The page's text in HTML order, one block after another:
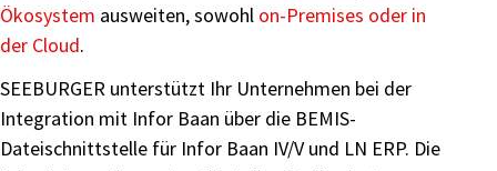
Ökosystem ausweiten, sowohl on-Premises oder in
der Cloud.
SEEBURGER unterstützt Ihr Unternehmen bei der
Integration mit Infor Baan über die BEMIS-
Dateischnittstelle für Infor Baan IV/V und LN ERP. Die